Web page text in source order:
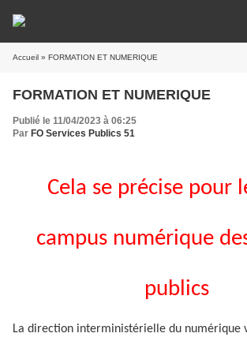
Accueil » FORMATION ET NUMERIQUE
FORMATION ET NUMERIQUE
Publié le 11/04/2023 à 06:25
Par FO Services Publics 51
Cela se précise pour
campus numérique
publics
La direction interministérielle du numérique